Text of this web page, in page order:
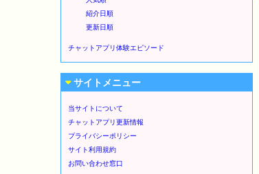
紹介日順
更新日順
チャットアプリ体験エピソード
サイトメニュー
当サイトについて
チャットアプリ更新情報
プライバシーポリシー
サイト利用規約
お問い合わせ窓口